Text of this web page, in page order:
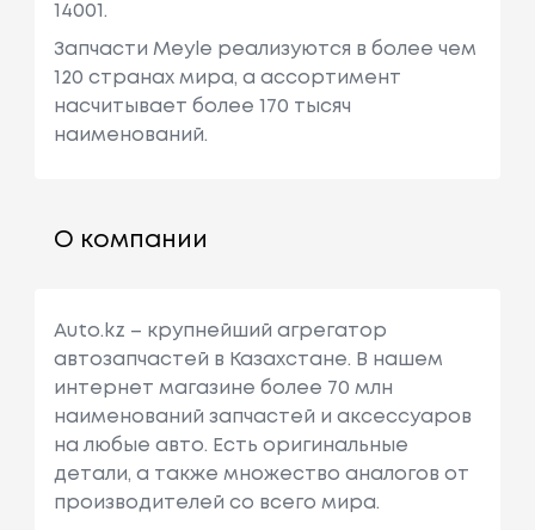
14001.
Запчасти Meyle реализуются в более чем
120 странах мира, а ассортимент
насчитывает более 170 тысяч
наименований.
О компании
Auto.kz – крупнейший агрегатор
автозапчастей в Казахстане. В нашем
интернет магазине более 70 млн
наименований запчастей и аксессуаров
на любые авто. Есть оригинальные
детали, а также множество аналогов от
производителей со всего мира.